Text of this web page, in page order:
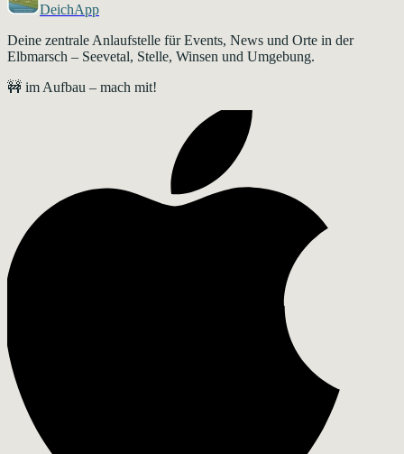
DeichApp
Deine zentrale Anlaufstelle für Events, News und Orte in der
Elbmarsch – Seevetal, Stelle, Winsen und Umgebung.
🚧 im Aufbau – mach mit!